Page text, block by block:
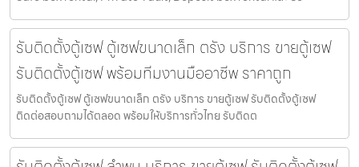
รับติดตั้งตู้เซฟ ตู้เซฟขนาดเล็ก ตรัง บริการ ขายตู้เซฟ
รับติดตั้งตู้เซฟ พร้อมทีมงานมืออาชีพ ราคาถูก
รับติดตั้งตู้เซฟ ตู้เซฟขนาดเล็ก ตรัง บริการ ขายตู้เซฟ รับติดตั้งตู้เซฟ
ติดต่อสอบถามได้ตลอด พร้อมให้บริการทั่วไทย รับติดต